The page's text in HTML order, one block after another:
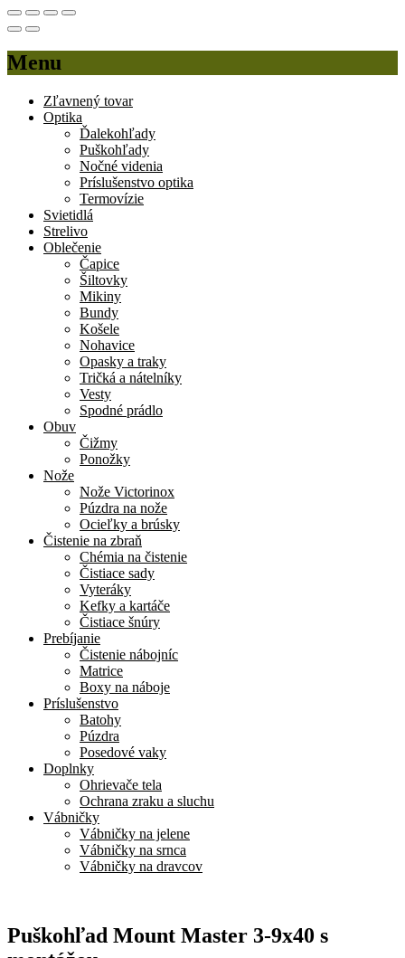
Menu
Zľavnený tovar
Optika
Ďalekohľady
Puškohľady
Nočné videnia
Príslušenstvo optika
Termovízie
Svietidlá
Strelivo
Oblečenie
Čapice
Šiltovky
Mikiny
Bundy
Košele
Nohavice
Opasky a traky
Tričká a nátelníky
Vesty
Spodné prádlo
Obuv
Čižmy
Ponožky
Nože
Nože Victorinox
Púzdra na nože
Ocieľky a brúsky
Čistenie na zbraň
Chémia na čistenie
Čistiace sady
Vyteráky
Kefky a kartáče
Čistiace šnúry
Prebíjanie
Čistenie nábojníc
Matrice
Boxy na náboje
Príslušenstvo
Batohy
Púzdra
Posedové vaky
Doplnky
Ohrievače tela
Ochrana zraku a sluchu
Vábničky
Vábničky na jelene
Vábničky na srnca
Vábničky na dravcov
Puškohľad Mount Master 3-9x40 s